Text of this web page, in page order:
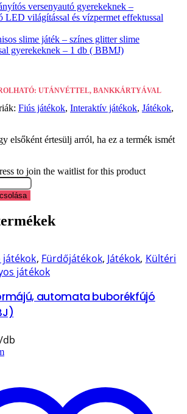
versenyautó gyerekeknek –
LED világítással és vízpermet effektussal
slime játék – színes glitter slime
gyerekeknek – 1 db ( BBMJ)
UTÁNVÉTTEL, BANKKÁRTYÁVAL
Fiús játékok, Interaktív játékok, Játékok,
elsőként értesülj arról, ha ez a termék ismét
to join the waitlist for this product
, Fürdőjátékok, Játékok, Kültéri
játékok
automata buborékfújó